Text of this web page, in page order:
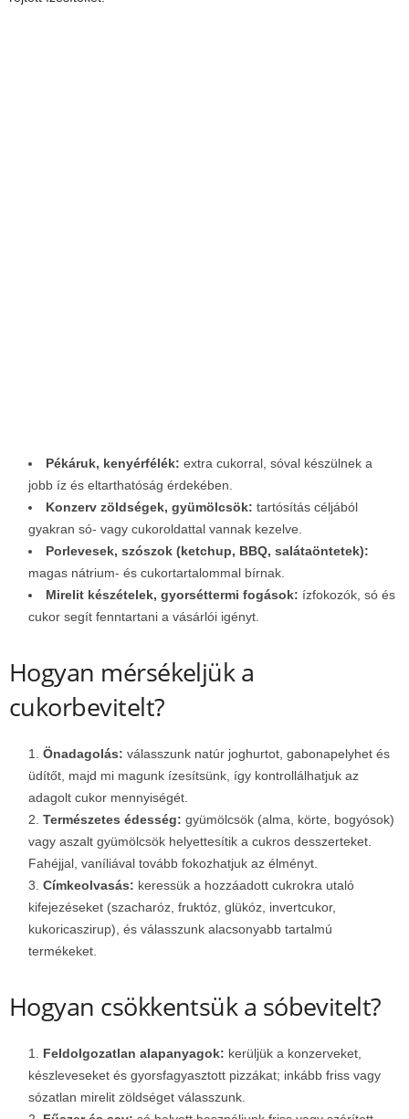
Pékáruk, kenyérfélék: extra cukorral, sóval készülnek a
jobb íz és eltarthatóság érdekében.
Konzerv zöldségek, gyümölcsök: tartósítás céljából
gyakran só- vagy cukoroldattal vannak kezelve.
Porlevesek, szószok (ketchup, BBQ, salátaöntetek):
magas nátrium- és cukortartalommal bírnak.
Mirelit készételek, gyorséttermi fogások: ízfokozók, só és
cukor segít fenntartani a vásárlói igényt.
Hogyan mérsékeljük a
cukorbevitelt?
Önadagolás: válasszunk natúr joghurtot, gabonapelyhet és
üdítőt, majd mi magunk ízesítsünk, így kontrollálhatjuk az
adagolt cukor mennyiségét.
Természetes édesség: gyümölcsök (alma, körte, bogyósok)
vagy aszalt gyümölcsök helyettesítik a cukros desszerteket.
Fahéjjal, vaníliával tovább fokozhatjuk az élményt.
Címkeolvasás: keressük a hozzáadott cukrokra utaló
kifejezéseket (szacharóz, fruktóz, glükóz, invertcukor,
kukoricaszirup), és válasszunk alacsonyabb tartalmú
termékeket.
Hogyan csökkentsük a sóbevitelt?
Feldolgozatlan alapanyagok: kerüljük a konzerveket,
készleveseket és gyorsfagyasztott pizzákat; inkább friss vagy
sózatlan mirelit zöldséget válasszunk.